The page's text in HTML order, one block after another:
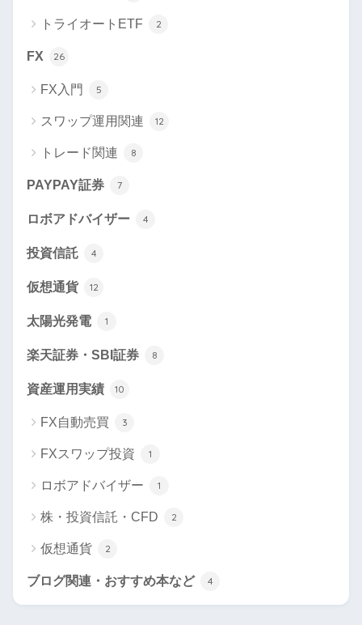
トライオートETF 2
FX 26
FX入門 5
スワップ運用関連 12
トレード関連 8
PAYPAY証券 7
ロボアドバイザー 4
投資信託 4
仮想通貨 12
太陽光発電 1
楽天証券・SBI証券 8
資産運用実績 10
FX自動売買 3
FXスワップ投資 1
ロボアドバイザー 1
株・投資信託・CFD 2
仮想通貨 2
ブログ関連・おすすめ本など 4